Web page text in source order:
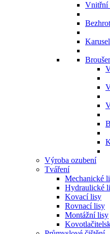
Vnitřní
Výroba ozubení
Tváření
Mechanické
Hydraulické
Kovací lisy
Rovnací lisy
Montážní lisy